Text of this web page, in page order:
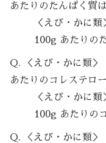
あたりのたんぱく質
＜えび・かに
100g あたりの
Q. ＜えび・かに類＞
あたりのコレステロ
＜えび・かに
100g あたりの
Q. ＜えび・かに類＞